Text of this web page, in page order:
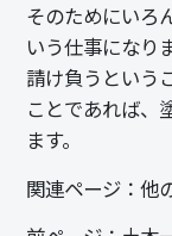
そのためにいろ
いう仕事になり
請け負うという
ことであれば、
ます。
関連ページ： 他